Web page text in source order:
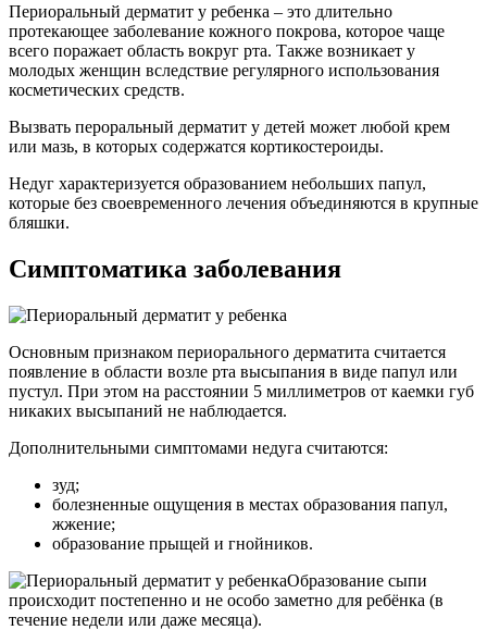
Периоральный дерматит у ребенка – это длительно
протекающее заболевание кожного покрова, которое чаще
всего поражает область вокруг рта. Также возникает у
молодых женщин вследствие регулярного использования
косметических средств.
Вызвать пероральный дерматит у детей может любой крем
или мазь, в которых содержатся кортикостероиды.
Недуг характеризуется образованием небольших папул,
которые без своевременного лечения объединяются в крупные
бляшки.
Симптоматика заболевания
Основным признаком периорального дерматита считается
появление в области возле рта высыпания в виде папул или
пустул. При этом на расстоянии 5 миллиметров от каемки губ
никаких высыпаний не наблюдается.
Дополнительными симптомами недуга считаются:
зуд;
болезненные ощущения в местах образования папул,
жжение;
образование прыщей и гнойников.
Образование сыпи
происходит постепенно и не особо заметно для ребёнка (в
течение недели или даже месяца).